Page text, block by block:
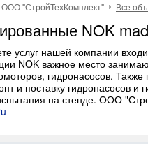
ООО "СтройТехКомплект" Все
NOK
услуг нашей компании
NOK важное место
гидронасосов.
и поставку гидронасосов и
на стенде. ООО